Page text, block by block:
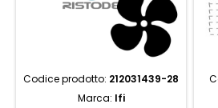
Codice prodotto: 212031439-28
Marca: Ifi